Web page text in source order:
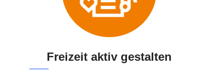
Freizeit aktiv gestalten